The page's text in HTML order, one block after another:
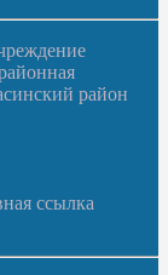
район
ссылка